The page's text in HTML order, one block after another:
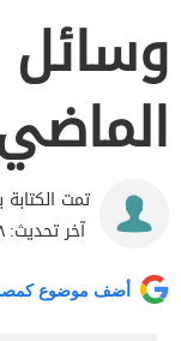
وسائل
تمت
آخر تحديث:
أضف موضوع